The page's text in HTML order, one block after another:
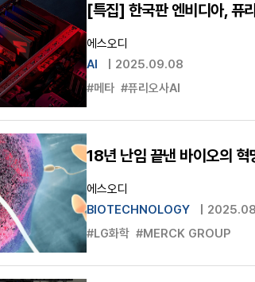
[특집] 한국판 엔비디아, 퓨
에스오디
AI
2025.09.08
#메타 #퓨리오사AI
18년 난임 끝낸 바이오의
에스오디
BIOTECHNOLOGY
#LG화학 #MERCK GROUP